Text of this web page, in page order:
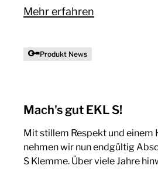
Mehr erfahren
Produkt News
Mach's gut EKL S!
Mit stillem Respekt und einem
nehmen wir nun endgültig
S Klemme. Über viele Jahre